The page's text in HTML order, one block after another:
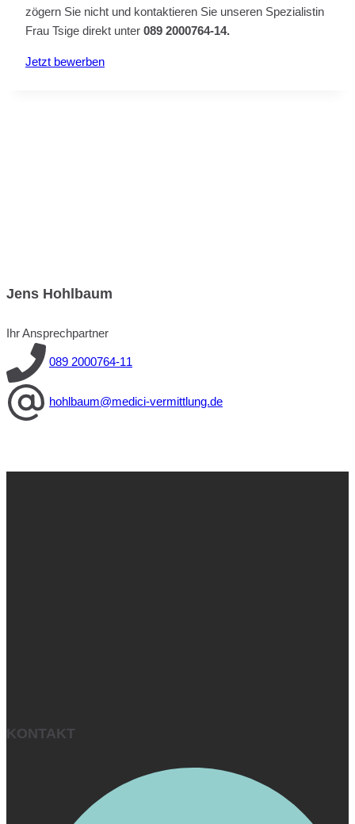
zögern Sie nicht und kontaktieren Sie unseren Spezialistin
Frau Tsige direkt unter 089 2000764-14.
Jetzt bewerben
Jens Hohlbaum
Ihr Ansprechpartner
089 2000764-11
hohlbaum@medici-vermittlung.de
KONTAKT